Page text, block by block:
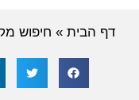
דף הבית » חיפוש